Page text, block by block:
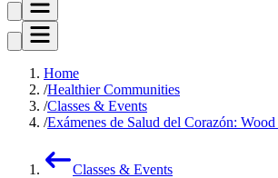
Home
Healthier Communities
Classes & Events
Exámenes de Salud del Corazón:
Classes & Events